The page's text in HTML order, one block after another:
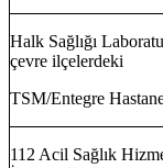
Halk Sağlığı
çevre ilçelerdeki
TSM/Entegre
112 Acil Sağlık